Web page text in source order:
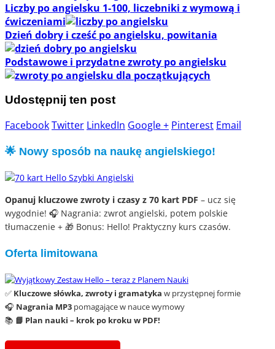
Liczby po angielsku 1-100, liczebniki z wymową i
ćwiczeniami
Dzień dobry i cześć po angielsku, powitania
Podstawowe i przydatne zwroty po angielsku
Udostępnij ten post
FacebookTwitter LinkedIn Google + Pinterest Email
🌟 Nowy sposób na naukę angielskiego!
Opanuj kluczowe zwroty i czasy z 70 kart PDF – ucz się
wygodnie! 🎧 Nagrania: zwrot angielski, potem polskie
tłumaczenie + 🎁 Bonus: Hello! Praktyczny kurs czasów.
Oferta limitowana
✅ Kluczowe słówka, zwroty i gramatyka w przystępnej formie
🎧 Nagrania MP3 pomagające w nauce wymowy
📚 📘 Plan nauki – krok po kroku w PDF!